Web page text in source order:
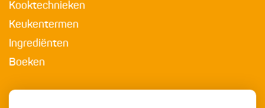
Kooktechnieken
Keukentermen
Ingrediënten
Boeken